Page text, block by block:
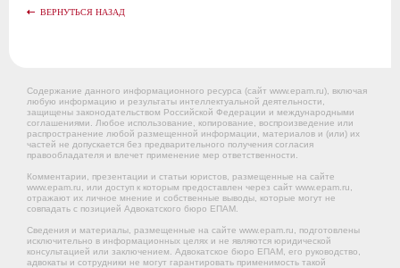
ВЕРНУТЬСЯ НАЗАД
Содержание данного информационного ресурса (сайт www.epam.ru), включая
любую информацию и результаты интеллектуальной деятельности,
защищены законодательством Российской Федерации и международными
соглашениями. Любое использование, копирование, воспроизведение или
распространение любой размещенной информации, материалов и (или) их
частей не допускается без предварительного получения согласия
правообладателя и влечет применение мер ответственности.
Комментарии, презентации и статьи юристов, размещенные на сайте
www.epam.ru, или доступ к которым предоставлен через сайт www.epam.ru,
отражают их личное мнение и собственные выводы, которые могут не
совпадать с позицией Адвокатского бюро ЕПАМ.
Сведения и материалы, размещенные на сайте www.epam.ru, подготовлены
исключительно в информационных целях и не являются юридической
консультацией или заключением. Адвокатское бюро ЕПАМ, его руководство,
адвокаты и сотрудники не могут гарантировать применимость такой